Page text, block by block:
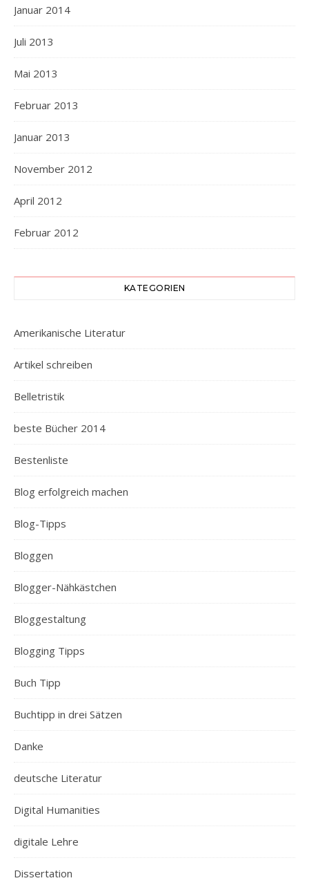
Januar 2014
Juli 2013
Mai 2013
Februar 2013
Januar 2013
November 2012
April 2012
Februar 2012
KATEGORIEN
Amerikanische Literatur
Artikel schreiben
Belletristik
beste Bücher 2014
Bestenliste
Blog erfolgreich machen
Blog-Tipps
Bloggen
Blogger-Nähkästchen
Bloggestaltung
Blogging Tipps
Buch Tipp
Buchtipp in drei Sätzen
Danke
deutsche Literatur
Digital Humanities
digitale Lehre
Dissertation